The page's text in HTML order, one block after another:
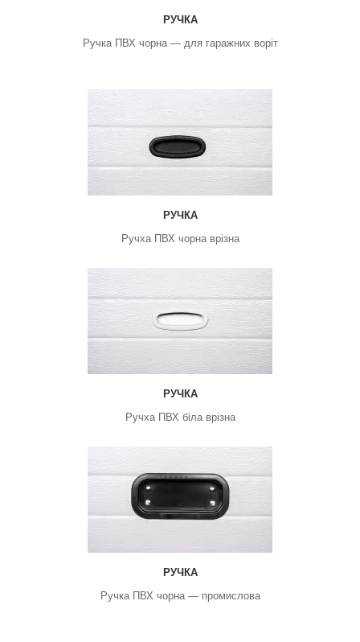
РУЧКА
Ручка ПВХ чорна — для гаражних воріт
РУЧКА
Ручха ПВХ чорна врізна
РУЧКА
Ручха ПВХ біла врізна
РУЧКА
Ручка ПВХ чорна — промислова